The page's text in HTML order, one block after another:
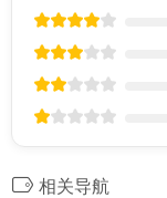
相关导航